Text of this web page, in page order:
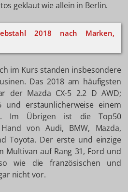
geklaut wie allein in Berlin.
2018 nach Marken,
im Kurs standen insbesondere
Das 2018 am häufigsten
der Mazda CX-5 2.2 D AWD;
und erstaunlicherweise einem
Im Übrigen ist die Top50
von Audi, BMW, Mazda,
Toyota. Der erste und einzige
Multivan auf Rang 31, Ford und
wie die französischen und
nicht vor.